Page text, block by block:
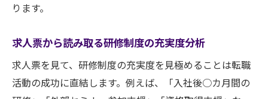
ります。
求人票から読み取る研修制度の充実度分析
求人票を見て、研修制度の充実度を見極めることは転職
活動の成功に直結します。例えば、「入社後○カ月間の